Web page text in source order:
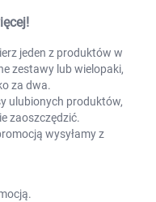
jeden z produktów w
zestawy lub wielopaki,
za dwa.
ulubionych produktów,
zaoszczędzić.
wysyłamy z